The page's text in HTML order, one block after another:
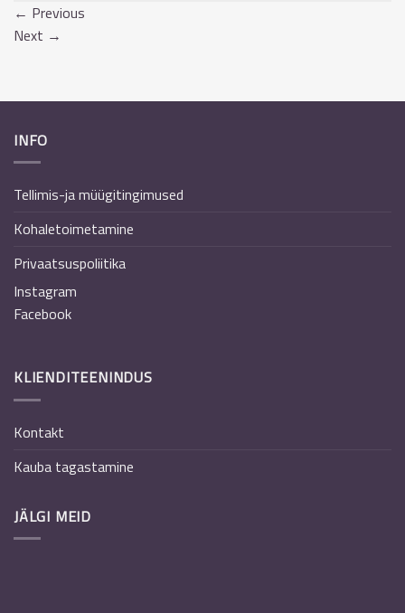
← Previous
Next →
INFO
Tellimis-ja müügitingimused
Kohaletoimetamine
Privaatsuspoliitika
Instagram
Facebook
KLIENDITEENINDUS
Kontakt
Kauba tagastamine
JÄLGI MEID